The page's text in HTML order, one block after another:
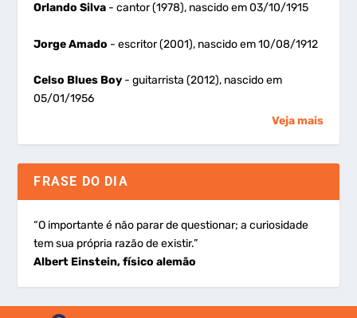
Orlando Silva - cantor (1978), nascido em 03/10/1915
Jorge Amado - escritor (2001), nascido em 10/08/1912
Celso Blues Boy - guitarrista (2012), nascido em
05/01/1956
Veja mais
FRASE DO DIA
“O importante é não parar de questionar; a curiosidade
tem sua própria razão de existir.”
Albert Einstein, físico alemão